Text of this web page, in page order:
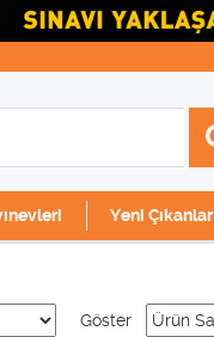
Yeni Çıkanlar
Göster